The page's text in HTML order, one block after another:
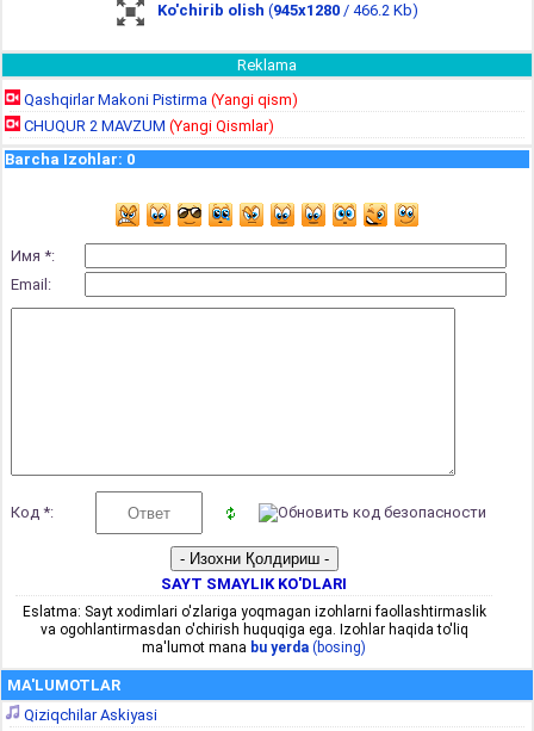
Ko'chirib olish (945x1280/ 466.2 Kb)
Reklama
Qashqirlar Makoni Pistirma (Yangi qism)
CHUQUR 2 MAVZUM (Yangi Qismlar)
Barcha Izohlar: 0
Имя *:
Email:
Код *:
SAYT SMAYLIK KO'DLARI
Eslatma: Sayt xodimlari o'zlariga yoqmagan izohlarni faollashtirmaslik
va ogohlantirmasdan o'chirish huquqiga ega. Izohlar haqida to'liq
ma'lumot mana bu yerda (bosing)
MA'LUMOTLAR
Qiziqchilar Askiyasi